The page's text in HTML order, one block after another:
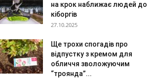
на крок наближає людей до
кіборгів
27.10.2025
Ще трохи спогадів про
відпустку з кремом для
обличчя зволожуючим
“троянда”...